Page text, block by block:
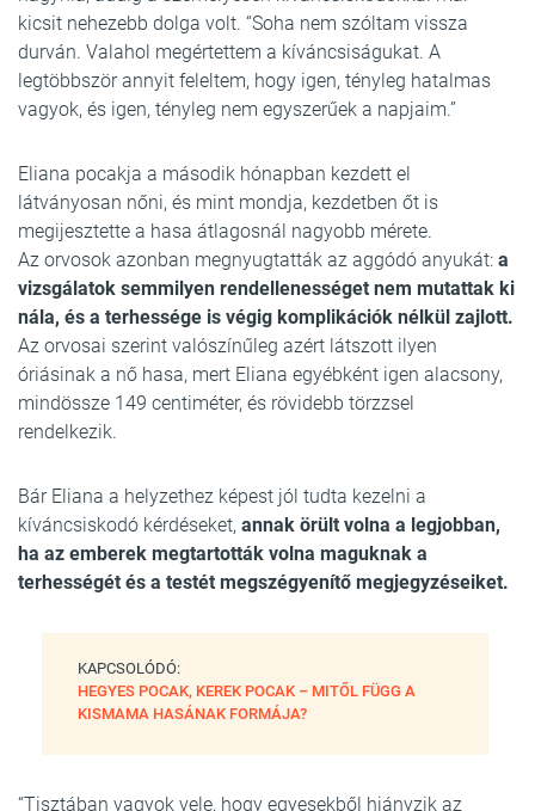
kicsit nehezebb dolga volt. “Soha nem szóltam vissza
durván. Valahol megértettem a kíváncsiságukat. A
legtöbbször annyit feleltem, hogy igen, tényleg hatalmas
vagyok, és igen, tényleg nem egyszerűek a napjaim.”
Eliana pocakja a második hónapban kezdett el
látványosan nőni, és mint mondja, kezdetben őt is
megijesztette a hasa átlagosnál nagyobb mérete.
Az orvosok azonban megnyugtatták az aggódó anyukát: a
vizsgálatok semmilyen rendellenességet nem mutattak ki
nála, és a terhessége is végig komplikációk nélkül zajlott.
Az orvosai szerint valószínűleg azért látszott ilyen
óriásinak a nő hasa, mert Eliana egyébként igen alacsony,
mindössze 149 centiméter, és rövidebb törzzsel
rendelkezik.
Bár Eliana a helyzethez képest jól tudta kezelni a
kíváncsiskodó kérdéseket, annak örült volna a legjobban,
ha az emberek megtartották volna maguknak a
terhességét és a testét megszégyenítő megjegyzéseiket.
KAPCSOLÓDÓ:
HEGYES POCAK, KEREK POCAK – MITŐL FÜGG A
KISMAMA HASÁNAK FORMÁJA?
“Tisztában vagyok vele, hogy egyesekből hiányzik az